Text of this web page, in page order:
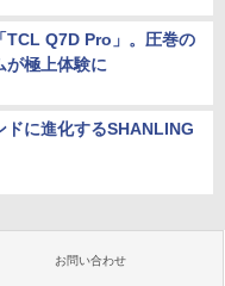
TCL Q7D Pro」。圧巻の
が極上体験に
ドに進化するSHANLING
お問い合わせ